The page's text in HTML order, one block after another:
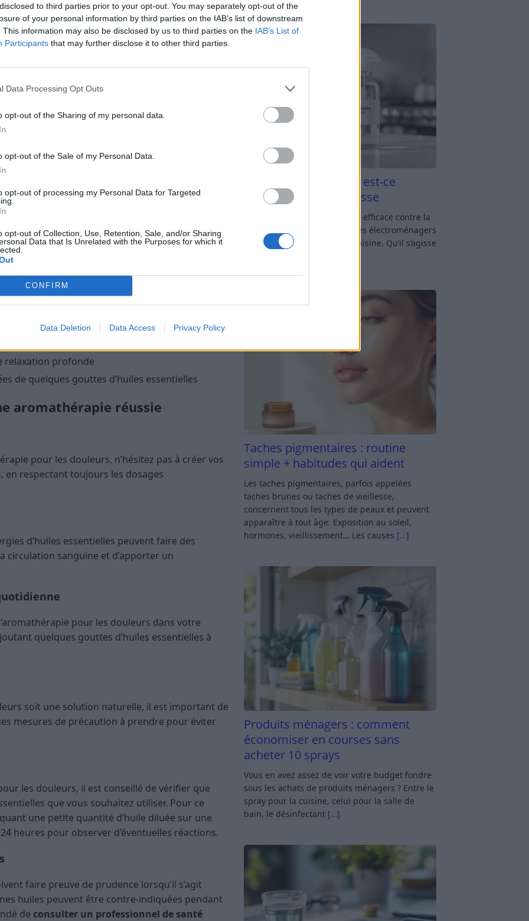
to third parties prior to your opt-out. You may separately opt-out of the
of your personal information by third parties on the IAB’s list of downstream
This information may also be disclosed by us to third parties on the IAB’s List of
Participants that may further disclose it to other third parties.
Data Processing Opt Outs
opt-out of the Sharing of my personal data.
opt-out of the Sale of my Personal Data.
opt-out of processing my Personal Data for Targeted
opt-out of Collection, Use, Retention, Sale, and/or Sharing
Data that Is Unrelated with the Purposes for which it
CONFIRM
Data Deletion Data Access Privacy Policy
créer des synergies efficaces pour traiter
de lavande et de romarin sera excellente
pour les douleurs
les douleurs, à ne pas confondre avec les
devrait avoir!
: rafraîchissante et relaxante pour les
et antispasmodique
: décongestionnante et antalgique
stimulante et chauffante pour les muscles
réussie, optez pour des supports comme :
coco, etc.) pour diluer les huiles essentielles
relaxation profonde
de quelques gouttes d’huiles essentielles
aromathérapie réussie
pour les douleurs, n’hésitez pas à créer vos
en respectant toujours les dosages
d’huiles essentielles peuvent faire des
circulation sanguine et d’apporter un
pour les douleurs dans votre
quelques gouttes d’huiles essentielles à
soit une solution naturelle, il est important de
mesures de précaution à prendre pour éviter
les douleurs, il est conseillé de vérifier que
que vous souhaitez utiliser. Pour ce
une petite quantité d’huile diluée sur une
heures pour observer d’éventuelles réactions.
faire preuve de prudence lorsqu’il s’agit
huiles peuvent être contre-indiquées pendant
de consulter un professionnel de santé
Vinaigre blanc et four est-ce
efficace contre la graisse
Vinaigre blanc et four : est-ce efficace contre la
graisse ? Le four fait partie des électroménagers
les plus sollicités dans une cuisine. Qu’il s’agisse
Taches pigmentaires : routine
simple + habitudes qui aident
Les taches pigmentaires, parfois appelées
taches brunes ou taches de vieillesse,
concernent tous les types de peaux et peuvent
apparaître à tout âge. Exposition au soleil,
hormones, vieillissement… Les causes […]
Produits ménagers : comment
économiser en courses sans
acheter 10 sprays
Vous en avez assez de voir votre budget fondre
sous les achats de produits ménagers ? Entre le
spray pour la cuisine, celui pour la salle de
bain, le désinfectant […]